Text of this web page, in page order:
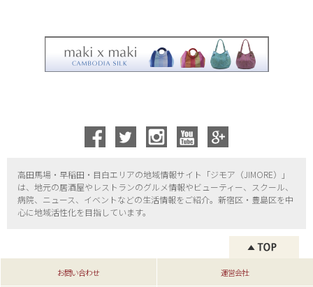
高田馬場・早稲田・目白エリアの地域情報サイト「ジモア（JIMORE）」
は、地元の居酒屋やレストランのグルメ情報やビューティー、
スクール、
病院、ニュース、イベントなどの生活情報をご紹介。新宿区・ 豊島区を中
心に地域活性化を目指しています。
お問い合わせ 運営会社